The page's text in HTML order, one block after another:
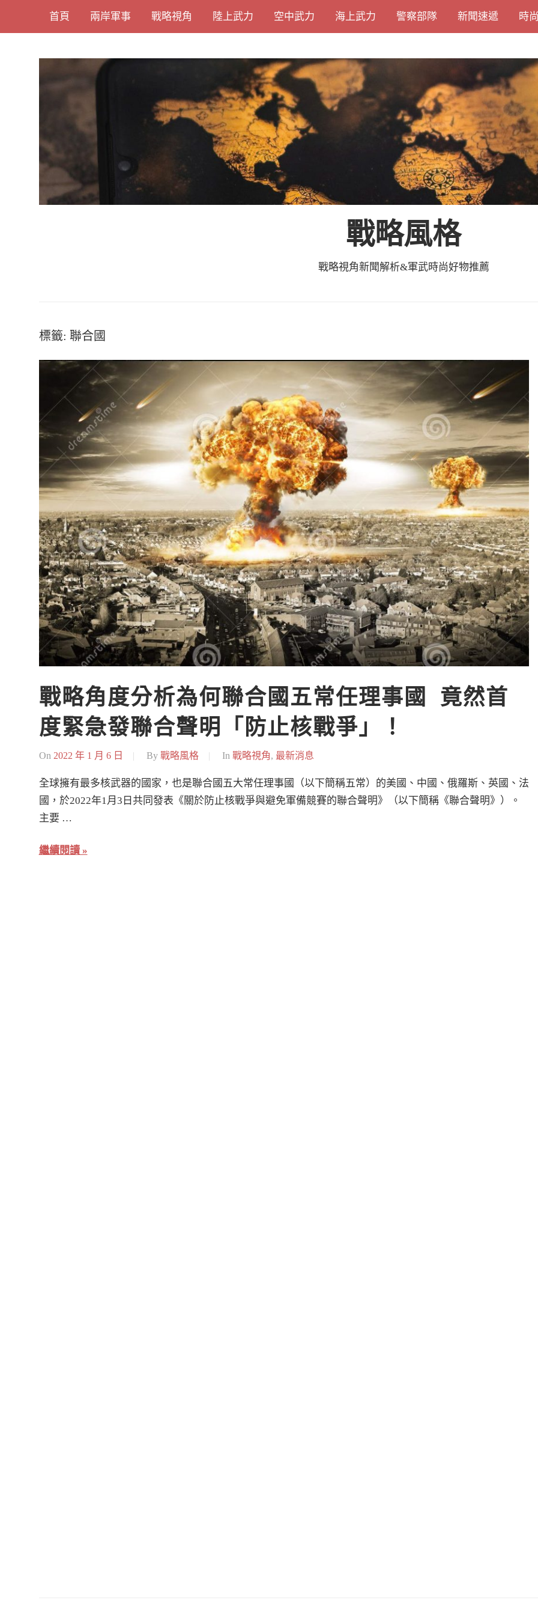
首頁 兩岸軍事 戰略視角 陸上武力 空中武力 海上武力 警察部隊 新聞速遞 時
戰略風格
戰略視角新聞解析&軍武時尚好物推薦
標籤: 聯合國
戰略角度分析為何聯合國五常任理事國  竟然首
度緊急發聯合聲明「防止核戰爭」！
On 2022 年 1 月 6 日 By 戰略風格 In 戰略視角, 最新消息
全球擁有最多核武器的國家，也是聯合國五大常任理事國（以下簡稱五常）的美國、中國、俄羅斯、英國、法
國，於2022年1月3日共同發表《關於防止核戰爭與避免軍備競賽的聯合聲明》（以下簡稱《聯合聲明》）。
主要 …
繼續閱讀